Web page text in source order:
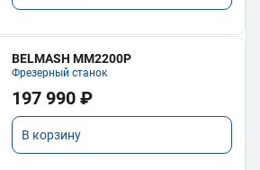
BELMASH MM2200P
Фрезерный станок
197 990 ₽
В корзину